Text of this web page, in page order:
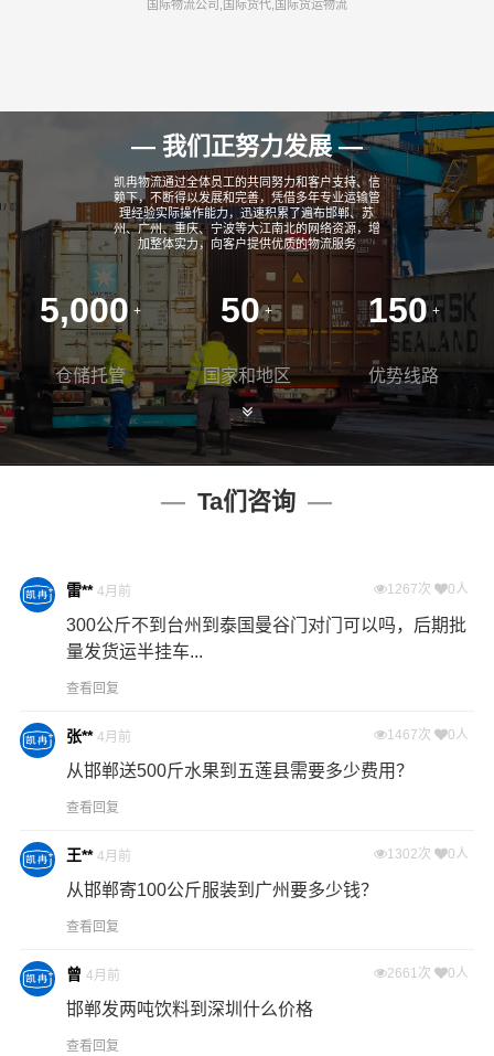
国际物流公司,国际货代,国际货运物流
— 我们正努力发展 —
凯冉物流通过全体员工的共同努力和客户支持、信
赖下，不断得以发展和完善，凭借多年专业运输管
理经验实际操作能力，迅速积累了遍布邯郸、苏
州、广州、重庆、宁波等大江南北的网络资源，增
加整体实力，向客户提供优质的物流服务
5,000 +
仓储托管
50 +
国家和地区
150 +
优势线路
Ta们咨询
雷** 4月前 1267次 0人
300公斤不到台州到泰国曼谷门对门可以吗，后期批
量发货运半挂车...
查看回复
张** 4月前 1467次 0人
从邯郸送500斤水果到五莲县需要多少费用？
查看回复
王** 4月前 1302次 0人
从邯郸寄100公斤服装到广州要多少钱？
查看回复
曾 4月前 2661次 0人
邯郸发两吨饮料到深圳什么价格
查看回复